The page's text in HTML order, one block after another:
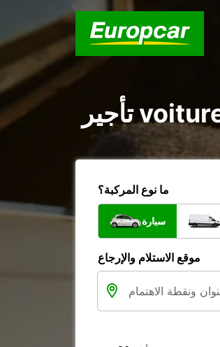
ما نوع المركبة؟
سيارة
موقع الاستلام والإرجاع